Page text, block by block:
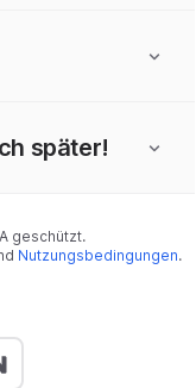
später!
geschützt.
Nutzungsbedingungen.